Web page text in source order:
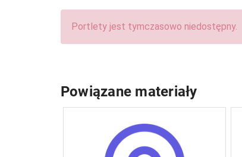
Portlety jest tymczasowo niedostępny.
Powiązane materiały